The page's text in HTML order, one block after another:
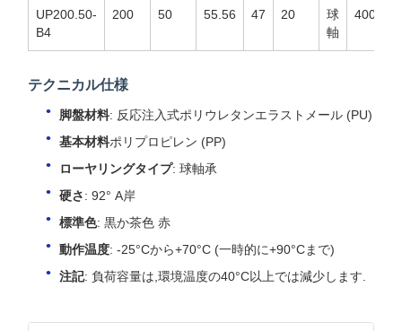
UP200.50-
B4
200 50 55.56 47 20
球
軸
400
テクニカル仕様
脚盤材料: 反応注入式ポリウレタンエラストメール (PU)
基本材料ポリプロピレン (PP)
ローヤリングタイプ: 球軸承
硬さ: 92° A岸
標準色: 黒か茶色 赤
動作温度: -25°Cから+70°C (一時的に+90°Cまで)
注記: 負荷容量は,環境温度の40°C以上では減少します.